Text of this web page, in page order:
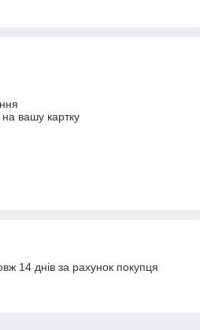
вашу картку
14 днів за рахунок покупця